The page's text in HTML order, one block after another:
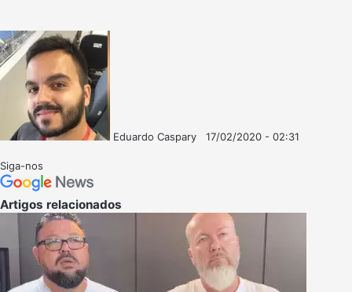
Eduardo Caspary
17/02/2020 - 02:31
Siga-nos
Artigos relacionados